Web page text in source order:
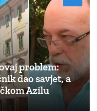
problem:
dao savjet, a
Azilu